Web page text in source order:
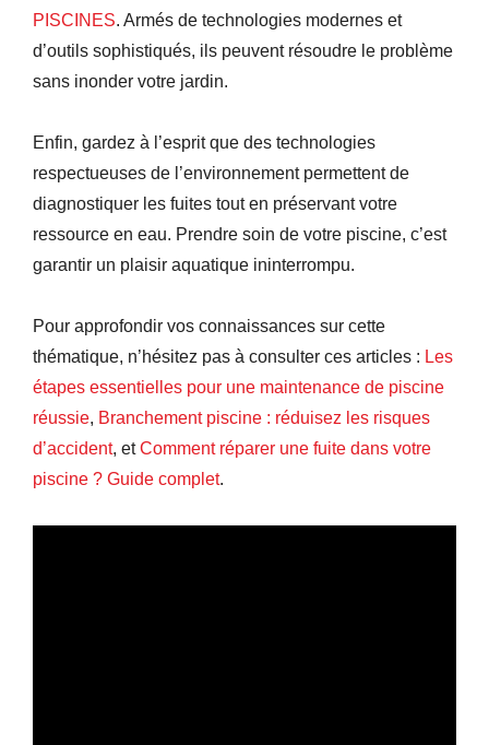
PISCINES. Armés de technologies modernes et
d’outils sophistiqués, ils peuvent résoudre le problème
sans inonder votre jardin.
Enfin, gardez à l’esprit que des technologies
respectueuses de l’environnement permettent de
diagnostiquer les fuites tout en préservant votre
ressource en eau. Prendre soin de votre piscine, c’est
garantir un plaisir aquatique ininterrompu.
Pour approfondir vos connaissances sur cette
thématique, n’hésitez pas à consulter ces articles : Les
étapes essentielles pour une maintenance de piscine
réussie, Branchement piscine : réduisez les risques
d’accident, etComment réparer une fuite dans votre
piscine ? Guide complet.